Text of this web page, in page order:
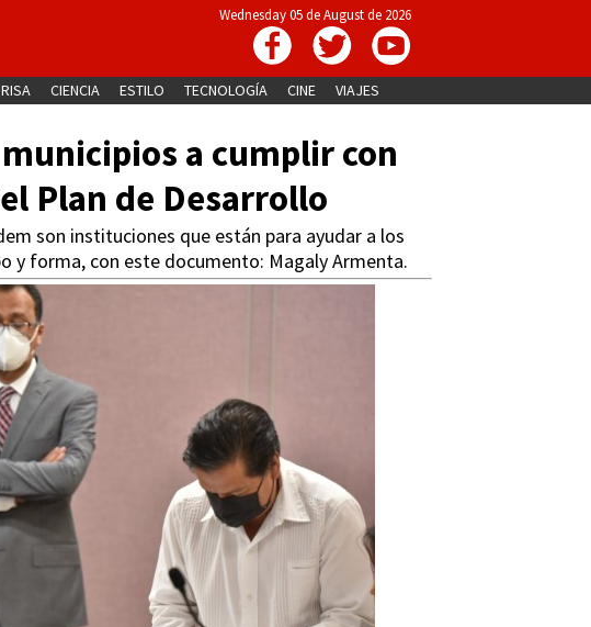
Wednesday 05 de August de 2026
CIENCIA ESTILO TECNOLOGÍA CINE VIAJES
a cumplir con
Plan de Desarrollo
son instituciones que están para ayudar a los
y forma, con este documento: Magaly Armenta.